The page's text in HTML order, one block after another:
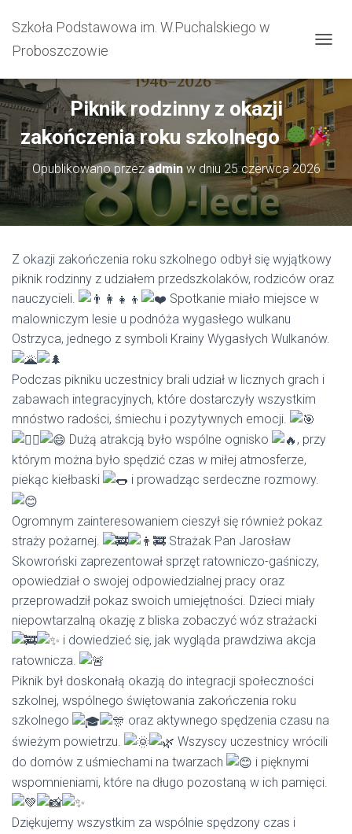
Szkoła Podstawowa im. W.Puchalskiego w
Proboszczowie
Piknik rodzinny z okazji
zakończenia roku szkolnego
Opublikowano przezadminw dniu 25 czerwca 2026
Z okazji zakończenia roku szkolnego odbył się wyjątkowy
piknik rodzinny z udziałem przedszkolaków, rodziców oraz
nauczycieli.
Spotkanie miało miejsce w
malowniczym lesie u podnóża wygasłego wulkanu
Ostrzyca, jednego z symboli Krainy Wygasłych Wulkanów.
Podczas pikniku uczestnicy brali udział w licznych grach i
zabawach integracyjnych, które dostarczyły wszystkim
mnóstwo radości, śmiechu i pozytywnych emocji.
Dużą atrakcją było wspólne ognisko
, przy
którym można było spędzić czas w miłej atmosferze,
piekąc kiełbaski
i prowadząc serdeczne rozmowy.
Ogromnym zainteresowaniem cieszył się również pokaz
straży pożarnej.
Strażak Pan Jarosław
Skowroński zaprezentował sprzęt ratowniczo-gaśniczy,
opowiedział o swojej odpowiedzialnej pracy oraz
przeprowadził pokaz swoich umiejętności. Dzieci miały
niepowtarzalną okazję z bliska zobaczyć wóz strażacki
i dowiedzieć się, jak wygląda prawdziwa akcja
ratownicza.
Piknik był doskonałą okazją do integracji społeczności
szkolnej, wspólnego świętowania zakończenia roku
szkolnego
oraz aktywnego spędzenia czasu na
świeżym powietrzu.
Wszyscy uczestnicy wrócili
do domów z uśmiechami na twarzach
i pięknymi
wspomnieniami, które na długo pozostaną w ich pamięci.
Dziękujemy wszystkim za wspólnie spędzony czas i